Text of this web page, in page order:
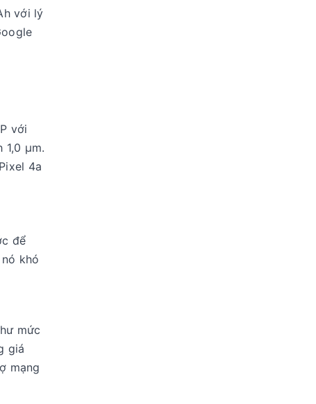
với lý
với
1,0 μm.
4a
để
khó
mức
giá
mạng